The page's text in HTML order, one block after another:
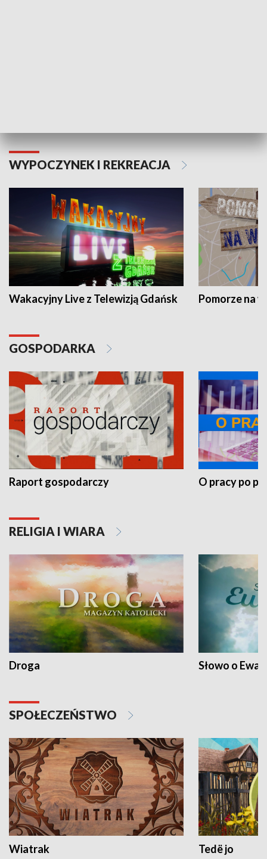
WYPOCZYNEK I REKREACJA
Wakacyjny Live z Telewizją Gdańsk Pomorze na
GOSPODARKA
Raport gospodarczy O pracy po
RELIGIA I WIARA
Droga Słowo o
SPOŁECZEŃSTWO
Wiatrak Tedë jo